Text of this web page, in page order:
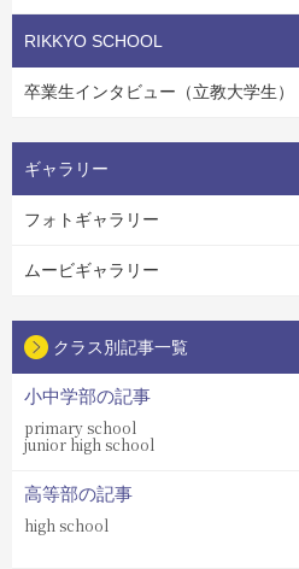
RIKKYO SCHOOL
卒業生インタビュー（立教大学生）
ギャラリー
フォトギャラリー
ムービギャラリー
クラス別記事一覧
小中学部の記事
primary school
junior high school
高等部の記事
high school